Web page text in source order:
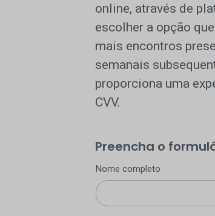
online, através de
escolher a opção
mais encontros
semanais
proporciona uma
CVV.
Preencha o
Nome completo